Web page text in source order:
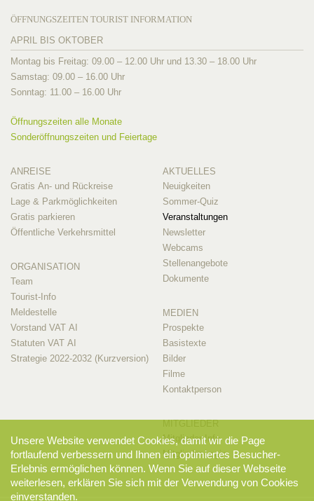
ÖFFNUNGSZEITEN TOURIST INFORMATION
APRIL BIS OKTOBER
Montag bis Freitag: 09.00 – 12.00 Uhr und 13.30 – 18.00 Uhr
Samstag: 09.00 – 16.00 Uhr
Sonntag: 11.00 – 16.00 Uhr
Öffnungszeiten alle Monate
Sonderöffnungszeiten und Feiertage
ANREISE
Gratis An- und Rückreise
Lage & Parkmöglichkeiten
Gratis parkieren
Öffentliche Verkehrsmittel
ORGANISATION
Team
Tourist-Info
Meldestelle
Vorstand VAT AI
Statuten VAT AI
Strategie 2022-2032 (Kurzversion)
AKTUELLES
Neuigkeiten
Sommer-Quiz
Veranstaltungen
Newsletter
Webcams
Stellenangebote
Dokumente
MEDIEN
Prospekte
Basistexte
Bilder
Filme
Kontaktperson
Mitglieder-Info
Mitglieder-Login
Unsere Website verwendet Cookies, damit wir die Page
fortlaufend verbessern und Ihnen ein optimiertes Besucher-
Erlebnis ermöglichen können. Wenn Sie auf dieser Webseite
weiterlesen, erklären Sie sich mit der Verwendung von Cookies
einverstanden.